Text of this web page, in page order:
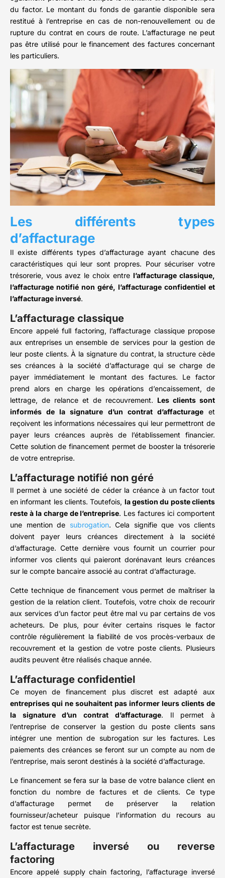
du factor. Le montant du fonds de garantie disponible sera
restitué à l’entreprise en cas de non-renouvellement ou de
rupture du contrat en cours de route. L’affacturage ne peut
pas être utilisé pour le financement des factures concernant
les particuliers.
Les différents types
d’affacturage
Il existe différents types d’affacturage ayant chacune des
caractéristiques qui leur sont propres. Pour sécuriser votre
trésorerie, vous avez le choix entre l’affacturage classique,
l’affacturage notifié non géré, l’affacturage confidentiel et
l’affacturage inversé.
L’affacturage classique
Encore appelé full factoring, l’affacturage classique propose
aux entreprises un ensemble de services pour la gestion de
leur poste clients. À la signature du contrat, la structure cède
ses créances à la société d’affacturage qui se charge de
payer immédiatement le montant des factures. Le factor
prend alors en charge les opérations d’encaissement, de
lettrage, de relance et de recouvrement. Les clients sont
informés de la signature d’un contrat d’affacturageet
reçoivent les informations nécessaires qui leur permettront de
payer leurs créances auprès de l’établissement financier.
Cette solution de financement permet de booster la trésorerie
de votre entreprise.
L’affacturage notifié non géré
Il permet à une société de céder la créance à un factor tout
en informant les clients. Toutefois, la gestion du poste clients
reste à la charge de l’entreprise. Les factures ici comportent
une mention de subrogation. Cela signifie que vos clients
doivent payer leurs créances directement à la société
d’affacturage. Cette dernière vous fournit un courrier pour
informer vos clients qui paieront dorénavant leurs créances
sur le compte bancaire associé au contrat d’affacturage.
Cette technique de financement vous permet de maîtriser la
gestion de la relation client. Toutefois, votre choix de recourir
aux services d’un factor peut être mal vu par certains de vos
acheteurs. De plus, pour éviter certains risques le factor
contrôle régulièrement la fiabilité de vos procès-verbaux de
recouvrement et la gestion de votre poste clients. Plusieurs
audits peuvent être réalisés chaque année.
L’affacturage confidentiel
Ce moyen de financement plus discret est adapté aux
entreprises qui ne souhaitent pas informer leurs clients de
la signature d’un contrat d’affacturage. Il permet à
l’entreprise de conserver la gestion du poste clients sans
intégrer une mention de subrogation sur les factures. Les
paiements des créances se feront sur un compte au nom de
l’entreprise, mais seront destinés à la société d’affacturage.
Le financement se fera sur la base de votre balance client en
fonction du nombre de factures et de clients. Ce type
d’affacturage permet de préserver la relation
fournisseur/acheteur puisque l’information du recours au
factor est tenue secrète.
L’affacturage inversé ou reverse
factoring
Encore appelé supply chain factoring, l’affacturage inversé